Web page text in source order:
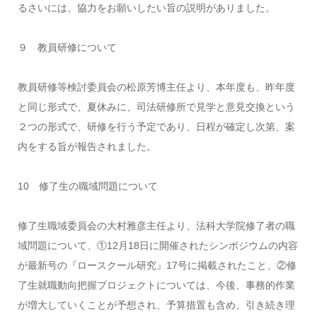
るさいには、協力をお願いしたい旨の説明がありました。
９ 教員研修について
教員研修等検討委員会の松原芳博主任より、本年度も、昨年度
と同じ形式で、夏休みに、司法研修所で見学と意見交換という
２つの形式で、研修を行う予定であり、日程が確定し次第、案
内をする旨が報告されました。
10 修了生の職域問題について
修了生職域委員会の大村雅彦主任より、法科大学院修了者の職
域問題について、①12月18日に開催されたシンポジウムの内容
が最新号の『ロースクール研究』17号に掲載されたこと、②修
了生就職動向把握プロジェクトについては、今後、事務的作業
が増大していくことが予想され、予算措置も含め、引き続き理